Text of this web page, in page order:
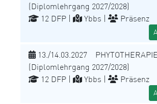
(Diplomlehrgang 2027/2028)
12 DFP |
Ybbs | Präsenz
13./14.03.2027
(Diplomlehrgang 2027/2028)
12 DFP |
Ybbs | Präsenz